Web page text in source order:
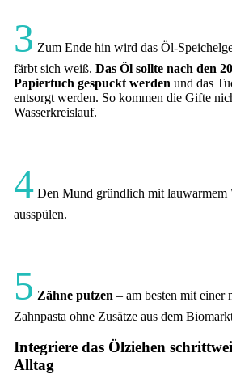
3 Zum Ende hin wird das Öl-
färbt sich weiß. Das Öl sollte nach den
Papiertuch gespuckt werden und das
entsorgt werden. So kommen die Gifte
Wasserkreislauf.
4Den Mund gründlich mit lauwarmem
ausspülen.
5 Zähne putzen – am besten mit einer
Zahnpasta ohne Zusätze aus dem
Integriere das Ölziehen
Alltag